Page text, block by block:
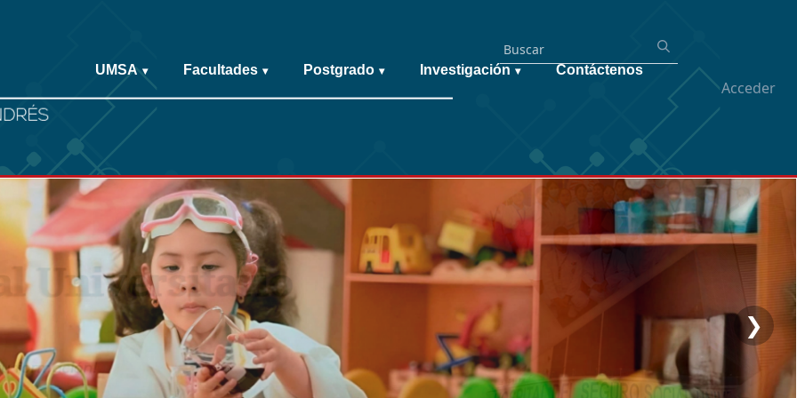
Acceder
UMSA ▾ Facultades ▾ Postgrado ▾ Investigación ▾ Contáctenos
❯